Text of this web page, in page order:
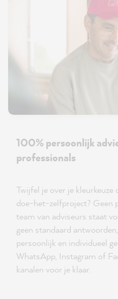
100% persoonlijk
professionals
Twijfel je over je
doe-het-zelfproject? Geen
team van adviseurs staat
geen standaard
persoonlijk en individueel
WhatsApp, Instagram of
kanalen voor je klaar.